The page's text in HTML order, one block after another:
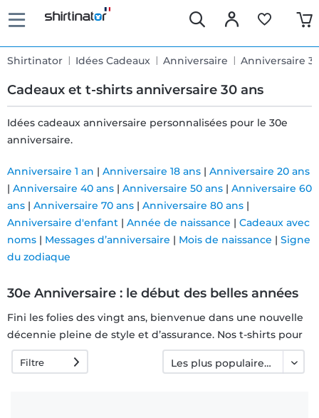
Shirtinator Idées Cadeaux Anniversaire Anniversaire
Cadeaux et t-shirts anniversaire 30 ans
Livraison
rapide
Échange
garanti 30
Droit de
rétractation
Idées cadeaux anniversaire personnalisées pour le 30e
anniversaire.
Anniversaire 1 an | Anniversaire 18 ans | Anniversaire 20 ans
| Anniversaire 40 ans | Anniversaire 50 ans | Anniversaire 60
ans | Anniversaire 70 ans | Anniversaire 80 ans |
Anniversaire d'enfant | Année de naissance | Cadeaux avec
noms | Messages d’anniversaire | Mois de naissance | Signe
du zodiaque
30e Anniversaire : le début des belles années
Fini les folies des vingt ans, bienvenue dans une nouvelle
décennie pleine de style et d’assurance. Nos t-shirts pour
les 30 ans sont là pour marquer le coup avec humour,
élégance et une touche de dérision bien dosée.
Filtre